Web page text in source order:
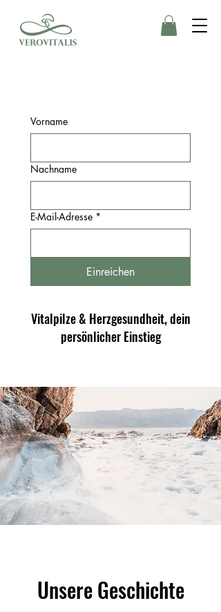
Vorname
Nachname
E-Mail-Adresse *
Einreichen
Vitalpilze & Herzgesundheit, dein
persönlicher Einstieg
Unsere Geschichte